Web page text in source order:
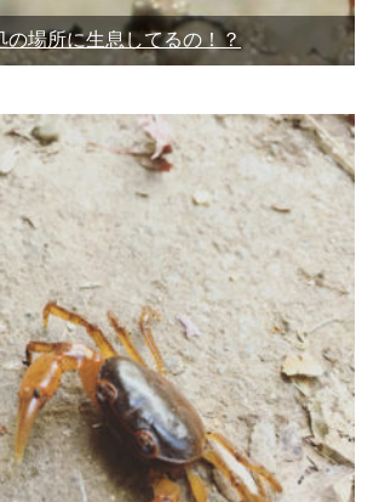
の場所に生息してるの！？